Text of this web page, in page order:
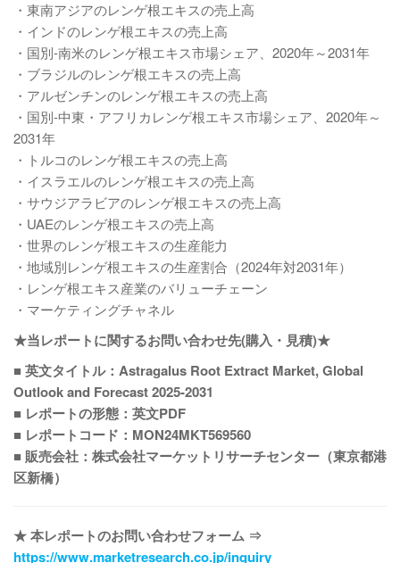
・東南アジアのレンゲ根エキスの売上高
・インドのレンゲ根エキスの売上高
・国別-南米のレンゲ根エキス市場シェア、2020年～2031年
・ブラジルのレンゲ根エキスの売上高
・アルゼンチンのレンゲ根エキスの売上高
・国別-中東・アフリカレンゲ根エキス市場シェア、2020年～
2031年
・トルコのレンゲ根エキスの売上高
・イスラエルのレンゲ根エキスの売上高
・サウジアラビアのレンゲ根エキスの売上高
・UAEのレンゲ根エキスの売上高
・世界のレンゲ根エキスの生産能力
・地域別レンゲ根エキスの生産割合（2024年対2031年）
・レンゲ根エキス産業のバリューチェーン
・マーケティングチャネル
★当レポートに関するお問い合わせ先(購入・見積)★
■ 英文タイトル：Astragalus Root Extract Market, Global
Outlook and Forecast 2025-2031
■ レポートの形態：英文PDF
■ レポートコード：MON24MKT569560
■ 販売会社：株式会社マーケットリサーチセンター（東京都港
区新橋）
★ 本レポートのお問い合わせフォーム ⇒
https://www.marketresearch.co.jp/inquiry